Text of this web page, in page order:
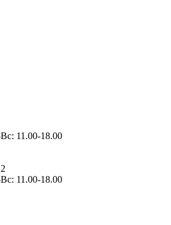
11.00-18.00
11.00-18.00